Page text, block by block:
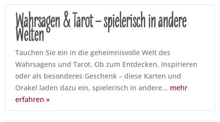
Wahrsagen & Tarot – spielerisch in andere
Welten
Tauchen Sie ein in die geheimnisvolle Welt des
Wahrsagens und Tarot. Ob zum Entdecken, Inspirieren
oder als besonderes Geschenk – diese Karten und
Orakel laden dazu ein, spielerisch in andere... mehr
erfahren »